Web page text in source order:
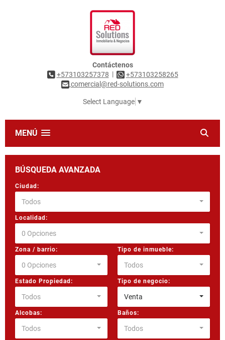
Contáctenos
+573103257378 |
+573103258265
comercial@red-solutions.com
Select Language ▼
MENÚ
BÚSQUEDA AVANZADA
Ciudad:
Todos
Localidad:
0 Opciones
Zona / barrio:
0 Opciones
Tipo de inmueble:
Todos
Estado Propiedad:
Todos
Tipo de negocio:
Venta
Alcobas:
Todos
Baños:
Todos